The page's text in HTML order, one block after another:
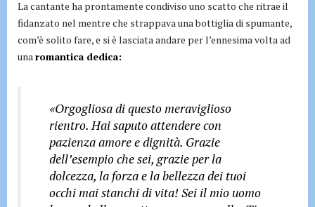
La cantante ha prontamente condiviso uno scatto che ritrae il
fidanzato nel mentre che strappava una bottiglia di spumante,
com’è solito fare, e si è lasciata andare per l’ennesima volta ad
unaromantica dedica:
«Orgogliosa di questo meraviglioso
rientro. Hai saputo attendere con
pazienza amore e dignità. Grazie
dell’esempio che sei, grazie per la
dolcezza, la forza e la bellezza dei tuoi
occhi mai stanchi di vita! Sei il mio uomo